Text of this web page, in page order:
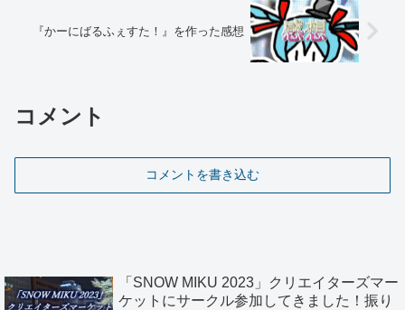
『かーにばるふぇすた！』を作った感想
コメント
コメントを書き込む
「SNOW MIKU 2023」クリエイターズマー
ケットにサークル参加してきました！振り